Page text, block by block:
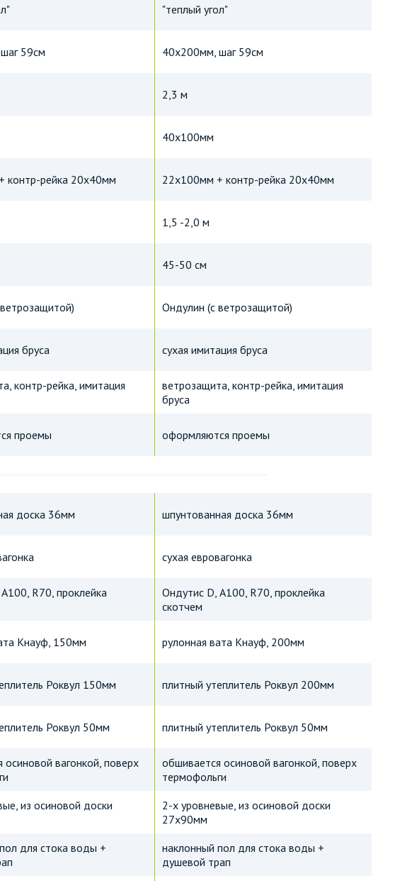
59см
контр-рейка 20х40мм
бруса
контр-рейка, имитация
проемы
доска 36мм
R70, проклейка
Кнауф, 150мм
Роквул 150мм
Роквул 50мм
осиновой вагонкой, поверх
из осиновой доски
для стока воды +
"теплый угол"
40х200мм, шаг 59см
2,3 м
40х100мм
22х100мм + контр-рейка 20х40мм
1,5 -2,0 м
45-50 см
Ондулин (с ветрозащитой)
сухая имитация бруса
ветрозащита, контр-рейка, имитация
бруса
оформляются проемы
шпунтованная доска 36мм
сухая евровагонка
Ондутис D, А100, R70, проклейка
скотчем
рулонная вата Кнауф, 200мм
плитный утеплитель Роквул 200мм
плитный утеплитель Роквул 50мм
обшивается осиновой вагонкой, поверх
термофольги
2-х уровневые, из осиновой доски
27х90мм
наклонный пол для стока воды +
душевой трап